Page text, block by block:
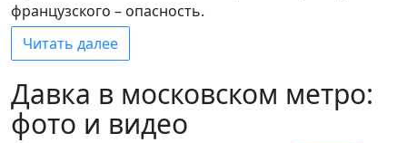
французского – опасность.
Читать далее
Давка в московском метро:
фото и видео